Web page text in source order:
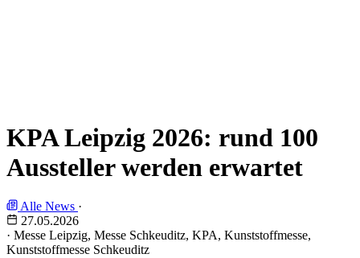
KPA Leipzig 2026: rund 100
Aussteller werden erwartet
Alle News ·
27.05.2026
· Messe Leipzig, Messe Schkeuditz, KPA, Kunststoffmesse,
Kunststoffmesse Schkeuditz